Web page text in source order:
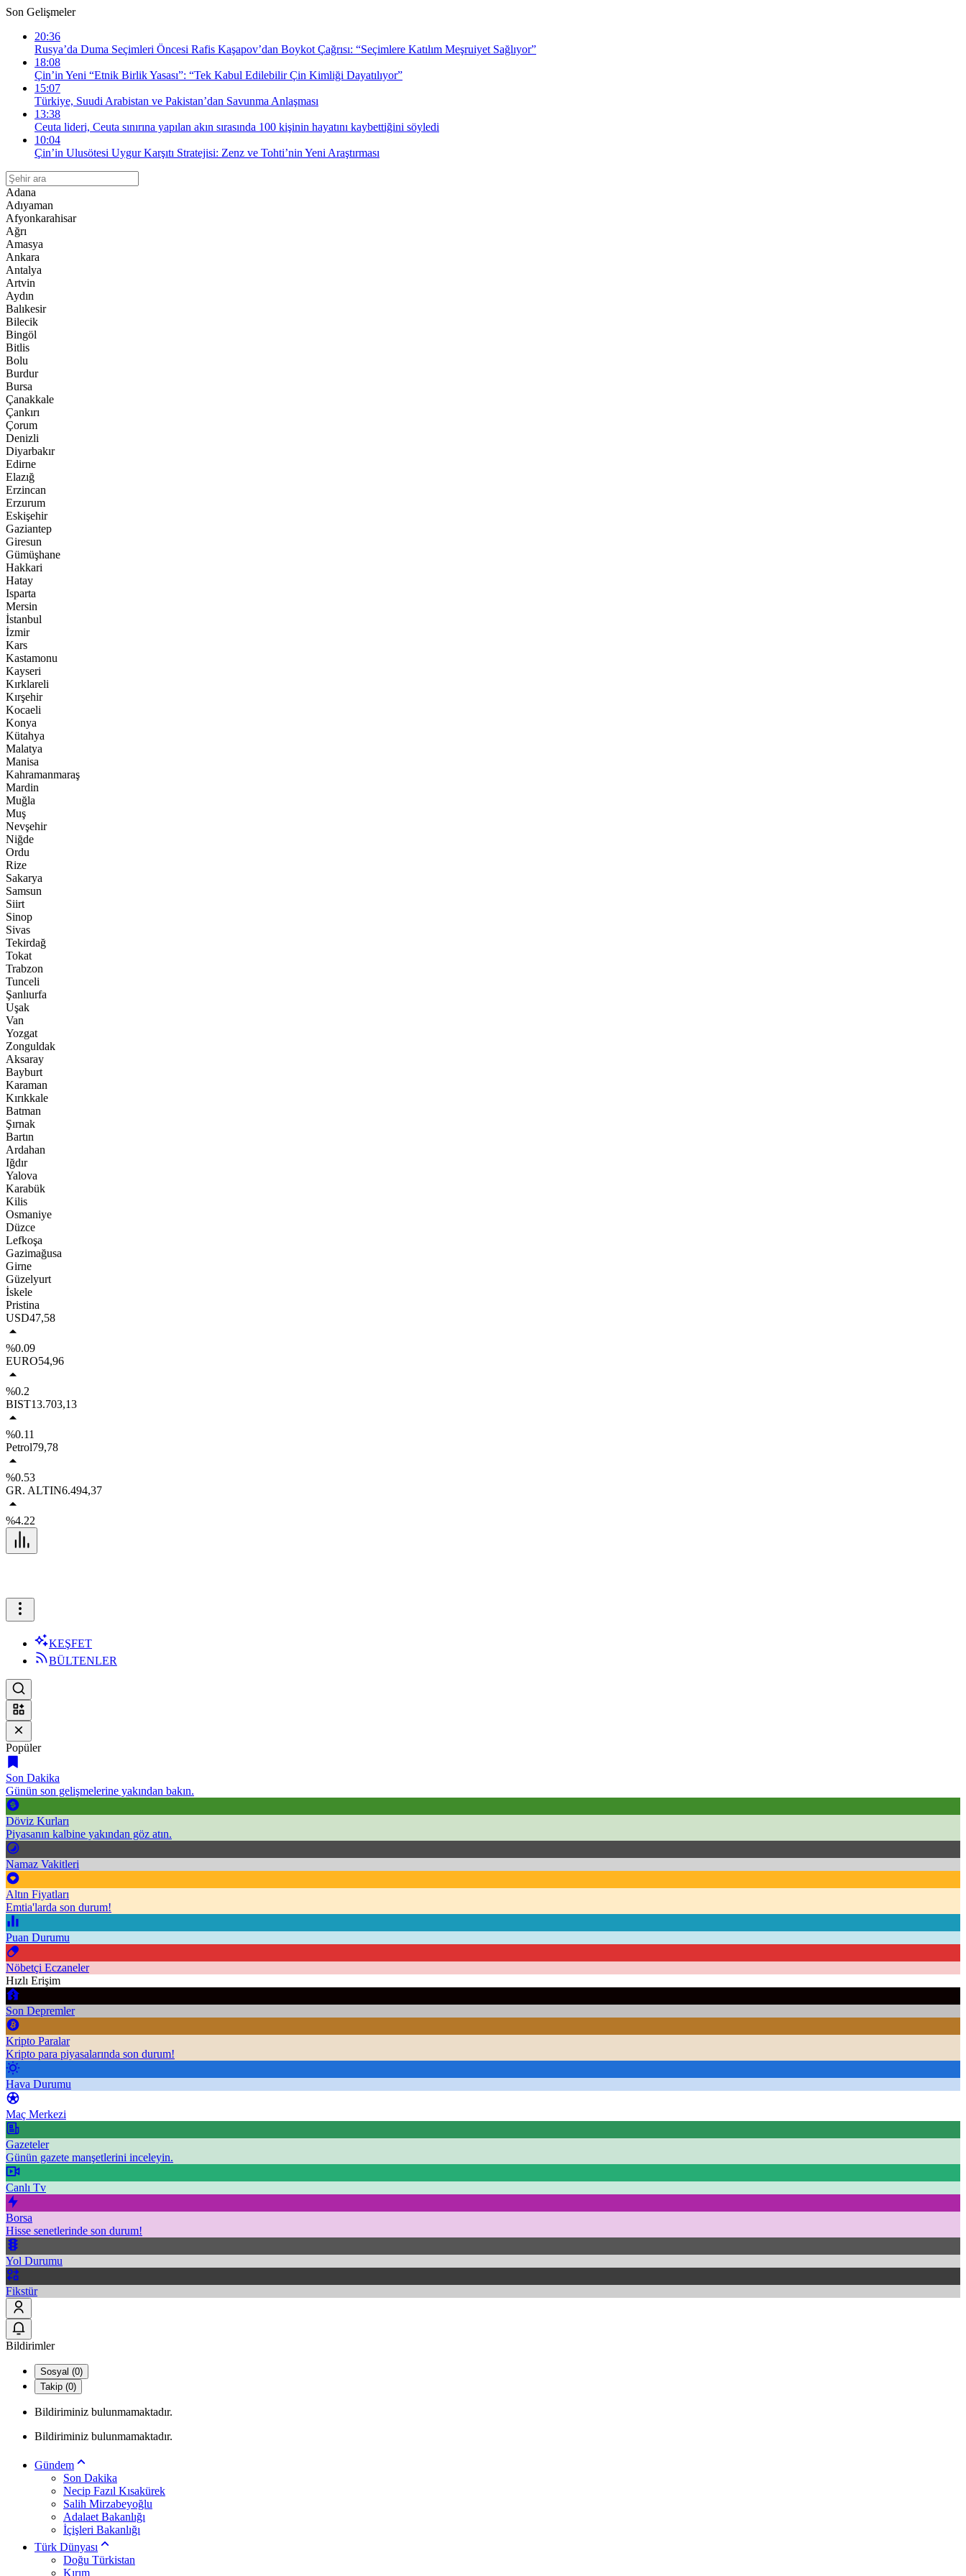
Son Gelişmeler
20:36
Rusya’da Duma Seçimleri Öncesi Rafis Kaşapov’dan Boykot Çağrısı: “Seçimlere Katılım Meşruiyet Sağlıyor”
18:08
Çin’in Yeni “Etnik Birlik Yasası”: “Tek Kabul Edilebilir Çin Kimliği Dayatılıyor”
15:07
Türkiye, Suudi Arabistan ve Pakistan’dan Savunma Anlaşması
13:38
Ceuta lideri, Ceuta sınırına yapılan akın sırasında 100 kişinin hayatını kaybettiğini söyledi
10:04
Çin’in Ulusötesi Uygur Karşıtı Stratejisi: Zenz ve Tohti’nin Yeni Araştırması
Adana
Adıyaman
Afyonkarahisar
Ağrı
Amasya
Ankara
Antalya
Artvin
Aydın
Balıkesir
Bilecik
Bingöl
Bitlis
Bolu
Burdur
Bursa
Çanakkale
Çankırı
Çorum
Denizli
Diyarbakır
Edirne
Elazığ
Erzincan
Erzurum
Eskişehir
Gaziantep
Giresun
Gümüşhane
Hakkari
Hatay
Isparta
Mersin
İstanbul
İzmir
Kars
Kastamonu
Kayseri
Kırklareli
Kırşehir
Kocaeli
Konya
Kütahya
Malatya
Manisa
Kahramanmaraş
Mardin
Muğla
Muş
Nevşehir
Niğde
Ordu
Rize
Sakarya
Samsun
Siirt
Sinop
Sivas
Tekirdağ
Tokat
Trabzon
Tunceli
Şanlıurfa
Uşak
Van
Yozgat
Zonguldak
Aksaray
Bayburt
Karaman
Kırıkkale
Batman
Şırnak
Bartın
Ardahan
Iğdır
Yalova
Karabük
Kilis
Osmaniye
Düzce
Lefkoşa
Gazimağusa
Girne
Güzelyurt
İskele
Pristina
USD47,58
%0.09
EURO54,96
%0.2
BIST13.703,13
%0.11
Petrol79,78
%0.53
GR. ALTIN6.494,37
%4.22
KEŞFET
BÜLTENLER
Popüler
Son Dakika
Günün son gelişmelerine yakından bakın.
Döviz Kurları
Piyasanın kalbine yakından göz atın.
Namaz Vakitleri
Altın Fiyatları
Emtia'larda son durum!
Puan Durumu
Nöbetçi Eczaneler
Hızlı Erişim
Son Depremler
Kripto Paralar
Kripto para piyasalarında son durum!
Hava Durumu
Maç Merkezi
Gazeteler
Günün gazete manşetlerini inceleyin.
Canlı Tv
Borsa
Hisse senetlerinde son durum!
Yol Durumu
Fikstür
Bildirimler
Sosyal (0)
Takip (0)
Bildiriminiz bulunmamaktadır.
Bildiriminiz bulunmamaktadır.
Gündem
Son Dakika
Necip Fazıl Kısakürek
Salih Mirzabeyoğlu
Adalaet Bakanlığı
İçişleri Bakanlığı
Türk Dünyası
Doğu Türkistan
Kırım